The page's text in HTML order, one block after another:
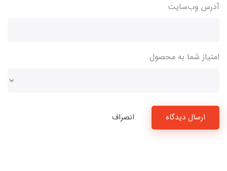
آدرس وب‌سایت
امتیاز شما به محصول
ارسال دیدگاه انصراف